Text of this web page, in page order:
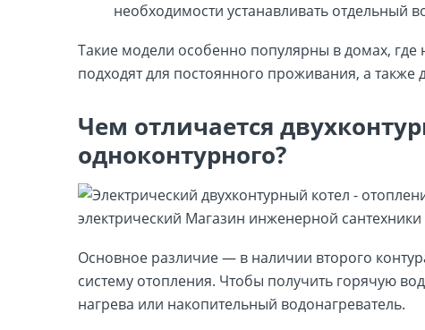
необходимости устанавливать отдельный
Такие модели особенно популярны в домах,
подходят для постоянного проживания, а также
Чем отличается
одноконтурного?
Основное различие — в наличии второго
систему отопления. Чтобы получить горячую
нагрева или накопительный водонагреватель.